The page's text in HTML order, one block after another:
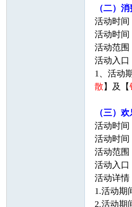
（二）
活动时间
活动时间
活动范围
活动入口
1、活动
散 】及【
（三）
活动时间
活动时间
活动范围
活动入口
活动详情
1.活动期
2.活动期